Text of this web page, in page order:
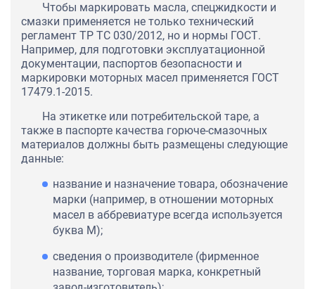
Чтобы маркировать масла, спецжидкости и
смазки применяется не только технический
регламент ТР ТС 030/2012, но и нормы ГОСТ.
Например, для подготовки эксплуатационной
документации, паспортов безопасности и
маркировки моторных масел применяется ГОСТ
17479.1-2015.
На этикетке или потребительской таре, а
также в паспорте качества горюче-смазочных
материалов должны быть размещены следующие
данные:
название и назначение товара, обозначение
марки (например, в отношении моторных
масел в аббревиатуре всегда используется
буква М);
сведения о производителе (фирменное
название, торговая марка, конкретный